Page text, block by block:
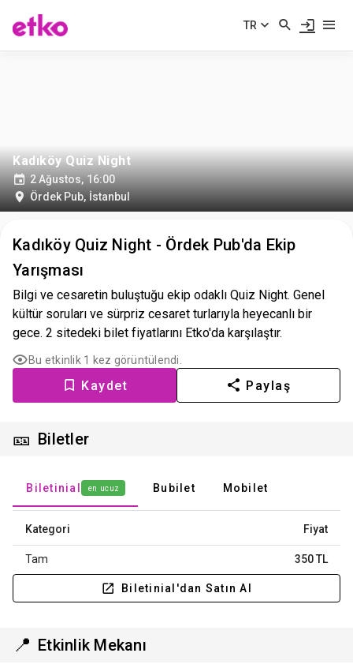
TR
Kadıköy Quiz Night
2 Ağustos, 16:00
Ördek Pub, İstanbul
Kadıköy Quiz Night - Ördek Pub'da Ekip
Yarışması
Bilgi ve cesaretin buluştuğu ekip odaklı Quiz Night. Genel
kültür soruları ve sürpriz cesaret turlarıyla heyecanlı bir
gece. 2 sitedeki bilet fiyatlarını Etko'da karşılaştır.
Bu etkinlik 1 kez görüntülendi.
Kaydet Paylaş
🎫 Biletler
Biletinial en ucuz Bubilet Mobilet
Kategori Fiyat
Tam 350 TL
Biletinial'dan Satın Al
📍 Etkinlik Mekanı